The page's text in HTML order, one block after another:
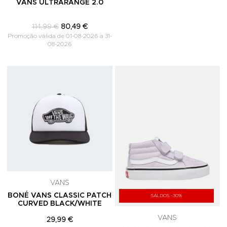
VANS ULTRARANGE 2.0
114,99 € 80,49 €
Promoção válida de 01-08-2026 a 31-
08-2026
VANS
BONÉ VANS CLASSIC PATCH
CURVED BLACK/WHITE
29,99 €
SALDOS -30%
VANS